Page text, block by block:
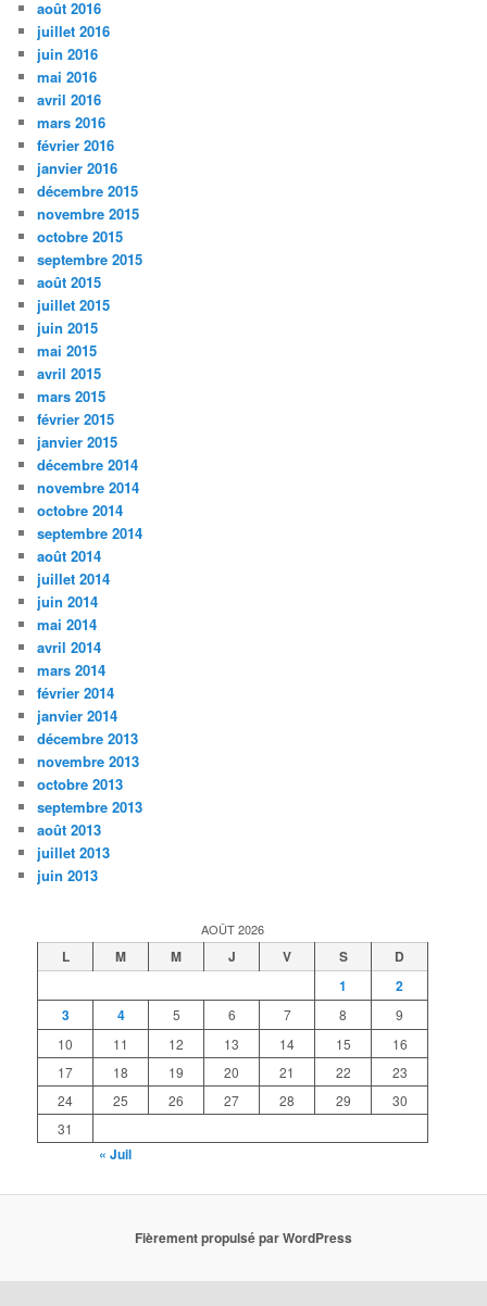
août 2016
juillet 2016
juin 2016
mai 2016
avril 2016
mars 2016
février 2016
janvier 2016
décembre 2015
novembre 2015
octobre 2015
septembre 2015
août 2015
juillet 2015
juin 2015
mai 2015
avril 2015
mars 2015
février 2015
janvier 2015
décembre 2014
novembre 2014
octobre 2014
septembre 2014
août 2014
juillet 2014
juin 2014
mai 2014
avril 2014
mars 2014
février 2014
janvier 2014
décembre 2013
novembre 2013
octobre 2013
septembre 2013
août 2013
juillet 2013
juin 2013
AOÛT 2026
L M M J V S
D
1
2
3
4 5 6 7 8
9
10
11 12 13 14 15
16
17
18 19 20 21 22
23
24
25 26 27 28 29
30
31
« Juil
Fièrement propulsé par WordPress